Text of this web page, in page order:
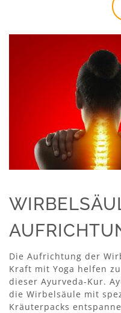
Die Aufrichtung der
Kraft mit Yoga helfen
dieser Ayurveda-Kur.
die Wirbelsäule mit
Kräuterpacks